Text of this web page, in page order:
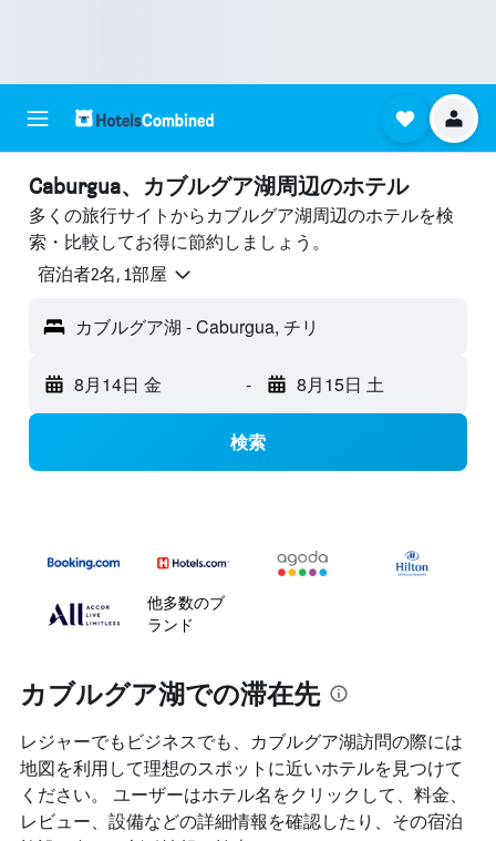
Caburgua​、カブルグア湖周辺のホテル
多くの旅行サイトからカブルグア湖周辺のホテルを検
索・比較してお得に節約しましょう。
宿泊者2名, 1​部屋
カブルグア湖 - Caburgua, チリ
8月14日 金 - 8月15日 土
検索
他多数のブ
ランド
カブルグア湖での滞在先
レジャーでもビジネスでも、カブルグア湖​訪問の際には
地図を利用して理想のスポットに近いホテルを見つけて
ください。 ユーザーはホテル名をクリックして、料金、
レビュー、設備などの詳細情報を確認したり、その宿泊